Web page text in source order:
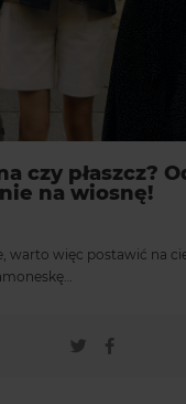
czy płaszcz?
na wiosnę!
więc postawić na